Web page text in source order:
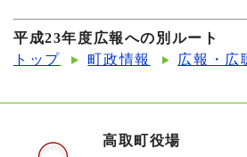
平成23年度広報への別ルート
トップ
町政情報 広報・広
高取町役場